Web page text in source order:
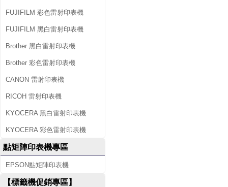
FUJIFILM 彩色雷射印表機
FUJIFILM 黑白雷射印表機
Brother 黑白雷射印表機
Brother 彩色雷射印表機
CANON 雷射印表機
RICOH 雷射印表機
KYOCERA 黑白雷射印表機
KYOCERA 彩色雷射印表機
點矩陣印表機專區
EPSON點矩陣印表機
【標籤機促銷專區】